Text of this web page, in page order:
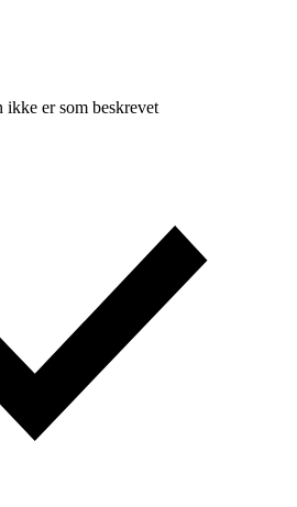
ikke er som beskrevet